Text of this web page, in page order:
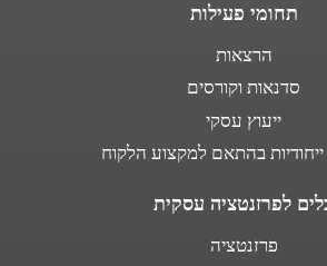
תחומי פעילות
הרצאות
סדנאות וקורסים
ייעוץ עסקי
בהתאם למקצוע הלקוח
לפרזנטציה עסקית
פרזנטציה